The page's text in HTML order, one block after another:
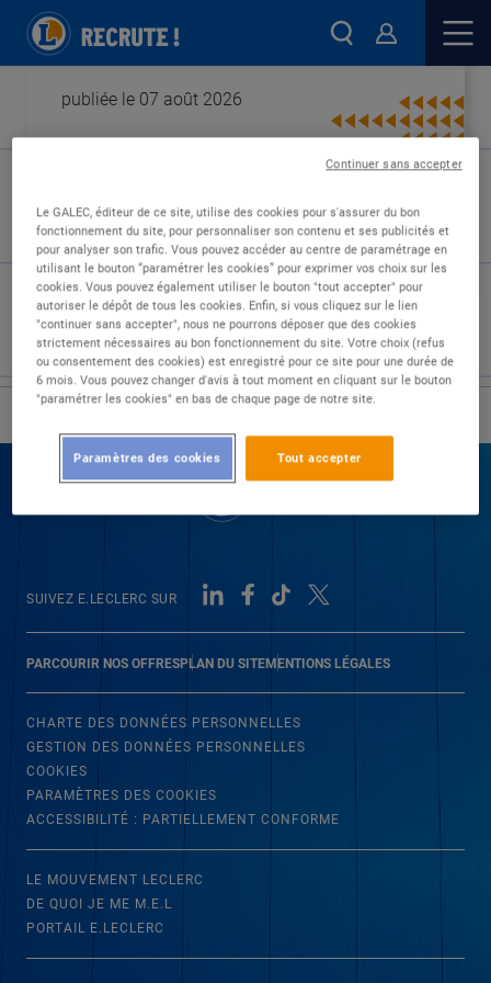
publiée le 07 août 2026
Type de contrat :
Expérience :
Études :
PARCOURIR NOS OFFRESPLAN DU SITEMENTIONS LÉGALES
SUIVEZ E.LECLERC SUR
CHARTE DES DONNÉES PERSONNELLES
GESTION DES DONNÉES PERSONNELLES
COOKIES
PARAMÈTRES DES COOKIES
ACCESSIBILITÉ : PARTIELLEMENT CONFORME
LE MOUVEMENT LECLERC
DE QUOI JE ME M.E.L
PORTAIL E.LECLERC
Le GALEC, éditeur de ce site, utilise des cookies pour s'assurer du bon
fonctionnement du site, pour personnaliser son contenu et ses publicités et
pour analyser son trafic. Vous pouvez accéder au centre de paramétrage en
utilisant le bouton “paramétrer les cookies” pour exprimer vos choix sur les
cookies. Vous pouvez également utiliser le bouton "tout accepter" pour
autoriser le dépôt de tous les cookies. Enfin, si vous cliquez sur le lien
"continuer sans accepter", nous ne pourrons déposer que des cookies
strictement nécessaires au bon fonctionnement du site. Votre choix (refus
ou consentement des cookies) est enregistré pour ce site pour une durée de
6 mois. Vous pouvez changer d'avis à tout moment en cliquant sur le bouton
"paramétrer les cookies" en bas de chaque page de notre site.
Tout accepter
Paramètres des cookies
Continuer sans accepter